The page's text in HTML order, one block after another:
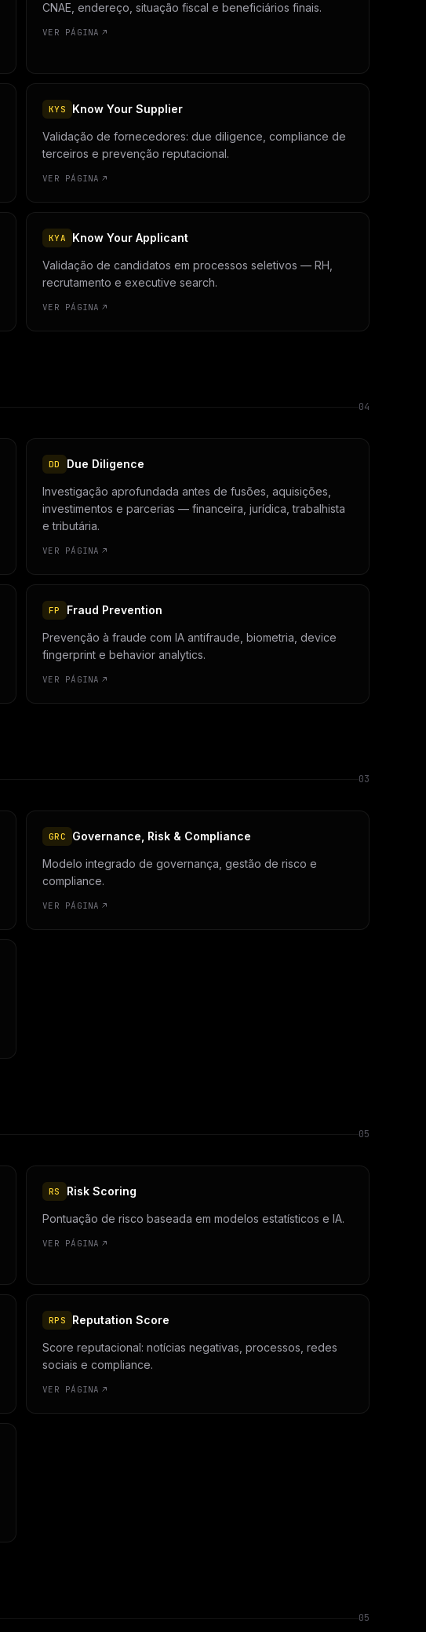
CNAE, endereço, situação fiscal e beneficiários finais.
VER PÁGINA
KYS Know Your Supplier
Validação de fornecedores: due diligence, compliance de
terceiros e prevenção reputacional.
VER PÁGINA
KYA Know Your Applicant
Validação de candidatos em processos seletivos — RH,
recrutamento e executive search.
VER PÁGINA
04
DD Due Diligence
Investigação aprofundada antes de fusões, aquisições,
investimentos e parcerias — financeira, jurídica, trabalhista
e tributária.
VER PÁGINA
FP Fraud Prevention
Prevenção à fraude com IA antifraude, biometria, device
fingerprint e behavior analytics.
VER PÁGINA
03
GRC Governance, Risk & Compliance
Modelo integrado de governança, gestão de risco e
compliance.
VER PÁGINA
05
RS Risk Scoring
Pontuação de risco baseada em modelos estatísticos e IA.
VER PÁGINA
RPS Reputation Score
Score reputacional: notícias negativas, processos, redes
sociais e compliance.
VER PÁGINA
05